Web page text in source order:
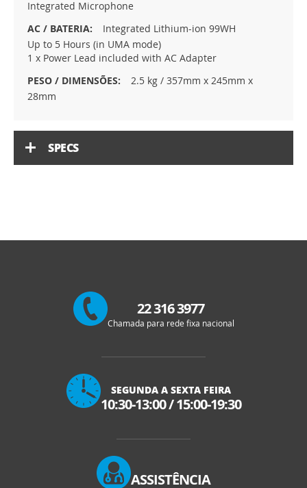
Integrated Microphone
Integrated Lithium-ion 99WH
Up to 5 Hours (in UMA mode)
1 x Power Lead included with AC Adapter
2.5 kg / 357mm x 245mm x
28mm
SPECS
22 316 3977
Chamada para rede fixa nacional
SEGUNDA A SEXTA FEIRA
10:30-13:00/15:00-19:30
ASSISTÊNCIA